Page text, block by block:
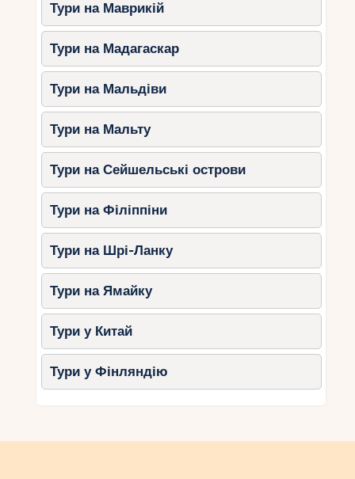
Тури на Маврикій
Тури на Мадагаскар
Тури на Мальдіви
Тури на Мальту
Тури на Сейшельські острови
Тури на Філіппіни
Тури на Шрі-Ланку
Тури на Ямайку
Тури у Китай
Тури у Фінляндію